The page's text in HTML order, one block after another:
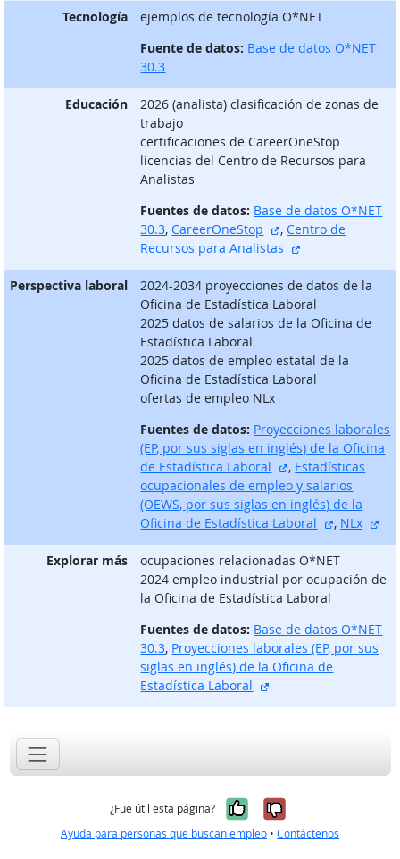
Tecnología
ejemplos de tecnología O*NET
Fuente de datos: Base de datos O*NET
30.3
Educación
2026 (analista) clasificación de zonas de
trabajo
certificaciones de CareerOneStop
licencias del Centro de Recursos para
Analistas
Fuentes de datos: Base de datos O*NET
30.3,CareerOneStop sitio externo
,Centro de
Recursos para Analistas
Perspectiva laboral
2024-2034 proyecciones de datos de la
Oficina de Estadística Laboral
2025 datos de salarios de la Oficina de
Estadística Laboral
2025 datos de empleo estatal de la
Oficina de Estadística Laboral
ofertas de empleo NLx
Fuentes de datos: Proyecciones laborales
(EP, por sus siglas en inglés) de la Oficina
de Estadística Laboral
sitio externo
, Estadísticas
ocupacionales de empleo y salarios
(OEWS, por sus siglas en inglés) de la
Oficina de Estadística Laboral
sitio
, NLx
Explorar más
ocupaciones relacionadas O*NET
2024 empleo industrial por ocupación de
la Oficina de Estadística Laboral
Fuentes de datos: Base de datos O*NET
30.3, Proyecciones laborales (EP, por sus
siglas en inglés) de la Oficina de
Estadística Laboral
¿Fue útil esta página? Sí, fue útil
No, no fue
Ayuda para personas que buscan empleo • Contáctenos